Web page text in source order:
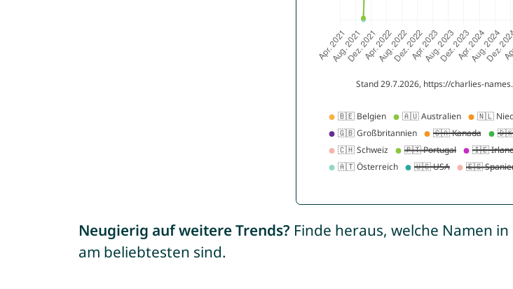
Neugierig auf weitere Trends? Finde heraus, welche Namen in
am beliebtesten sind.